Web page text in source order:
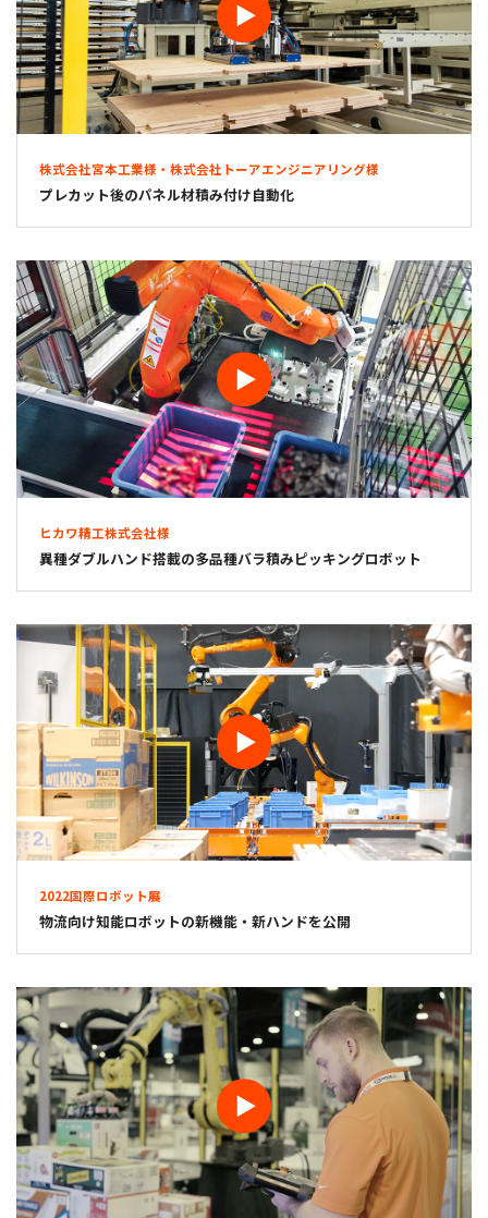
株式会社宮本工業様・株式会社トーアエンジニアリング様
プレカット後のパネル材積み付け自動化
ヒカワ精工株式会社様
異種ダブルハンド搭載の多品種バラ積みピッキングロボット
2022国際ロボット展
物流向け知能ロボットの新機能・新ハンドを公開